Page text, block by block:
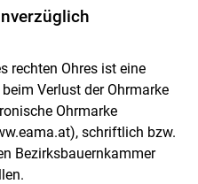
rechten Ohres ist eine
Verlust der Ohrmarke
Ohrmarke
schriftlich bzw.
Bezirksbauernkammer